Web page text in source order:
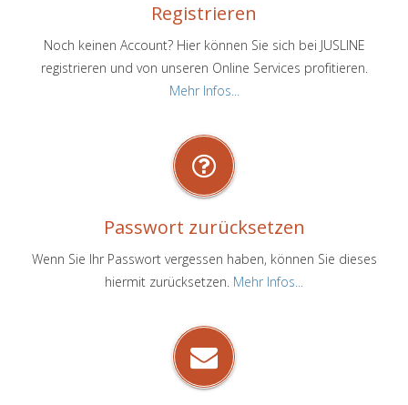
Registrieren
Noch keinen Account? Hier können Sie sich bei JUSLINE
registrieren und von unseren Online Services profitieren.
Mehr Infos...
Passwort zurücksetzen
Wenn Sie Ihr Passwort vergessen haben, können Sie dieses
hiermit zurücksetzen. Mehr Infos...